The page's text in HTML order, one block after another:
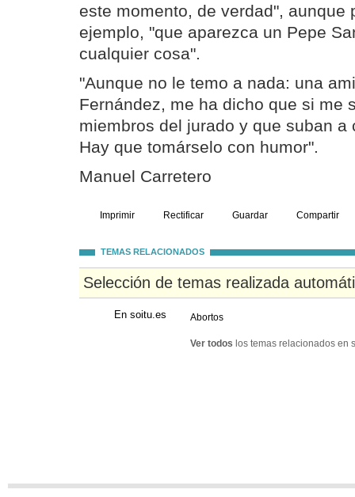
este momento, de verdad", aunque
ejemplo, "que aparezca un Pepe
cualquier cosa".
"Aunque no le temo a nada: una
Fernández, me ha dicho que si me
miembros del jurado y que suban a
Hay que tomárselo con humor".
Manuel Carretero
Imprimir Rectificar Guardar Compartir
TEMAS RELACIONADOS
Selección de temas realizada
En soitu.es Abortos
Ver todos los temas relacionados en